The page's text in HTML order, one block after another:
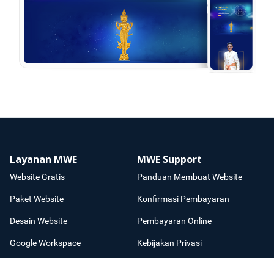
Layanan MWE
Website Gratis
Paket Website
Desain Website
Google Workspace
MWE Support
Panduan Membuat Website
Konfirmasi Pembayaran
Pembayaran Online
Kebijakan Privasi